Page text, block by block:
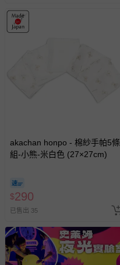
akachan honpo - 棉紗手帕5條
組-小熊-米白色 (27×27cm)
$290
已售出 35